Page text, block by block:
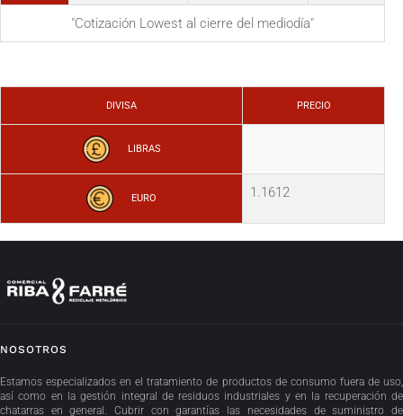
"Cotización Lowest al cierre del mediodía"
DIVISA PRECIO
LIBRAS
EURO 1.1612
NOSOTROS
Estamos especializados en el tratamiento de productos de consumo fuera de uso,
así como en la gestión integral de residuos industriales y en la recuperación de
chatarras en general. Cubrir con garantías las necesidades de suministro de